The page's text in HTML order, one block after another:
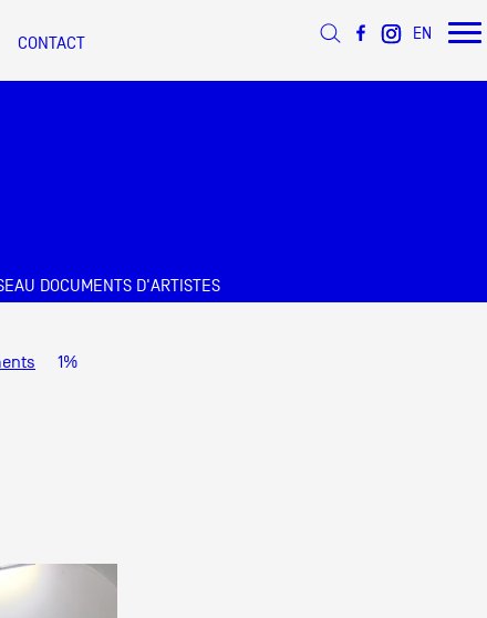
CONTACT
EN
DOCUMENTS D'ARTISTES
1%